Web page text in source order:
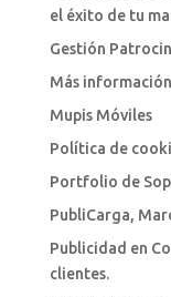
el éxito de tu
Gestión
Más
Mupis Móviles
Política de
Portfolio de
PubliCarga,
Publicidad en
clientes.